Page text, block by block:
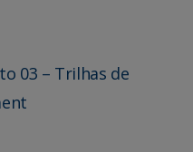
03 – Trilhas de